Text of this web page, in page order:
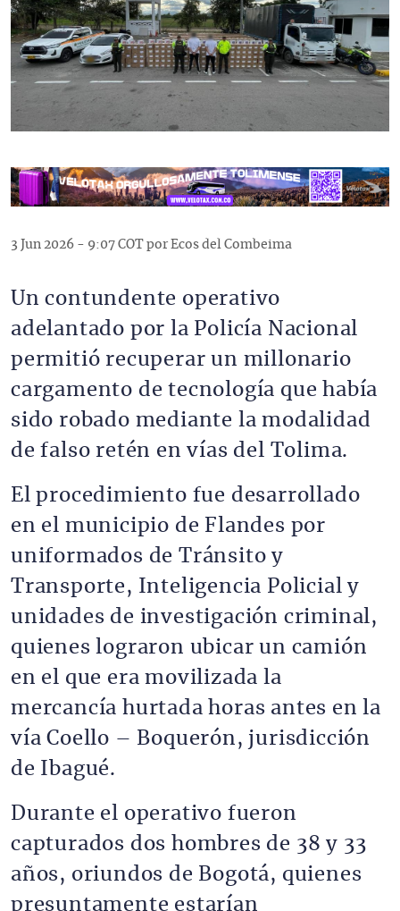
3 Jun 2026 - 9:07 COT por Ecos del Combeima
Un contundente operativo
adelantado por la Policía Nacional
permitió recuperar un millonario
cargamento de tecnología que había
sido robado mediante la modalidad
de falso retén en vías del Tolima.
El procedimiento fue desarrollado
en el municipio de Flandes por
uniformados de Tránsito y
Transporte, Inteligencia Policial y
unidades de investigación criminal,
quienes lograron ubicar un camión
en el que era movilizada la
mercancía hurtada horas antes en la
vía Coello – Boquerón, jurisdicción
de Ibagué.
Durante el operativo fueron
capturados dos hombres de 38 y 33
años, oriundos de Bogotá, quienes
presuntamente estarían